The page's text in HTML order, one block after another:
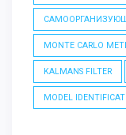
MONTE CARLO
KALMANS FILTER
MODEL